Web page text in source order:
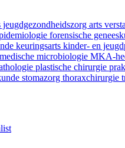
jeugdgezondheidszorg arts
forensische
keuringsarts kinder- en
medische microbiologie MKA-
plastische chirurgie
stomazorg thoraxchirurgie